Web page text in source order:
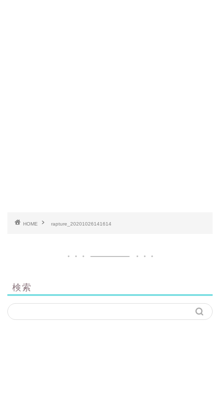
HOME rapture_20201026141614
検索